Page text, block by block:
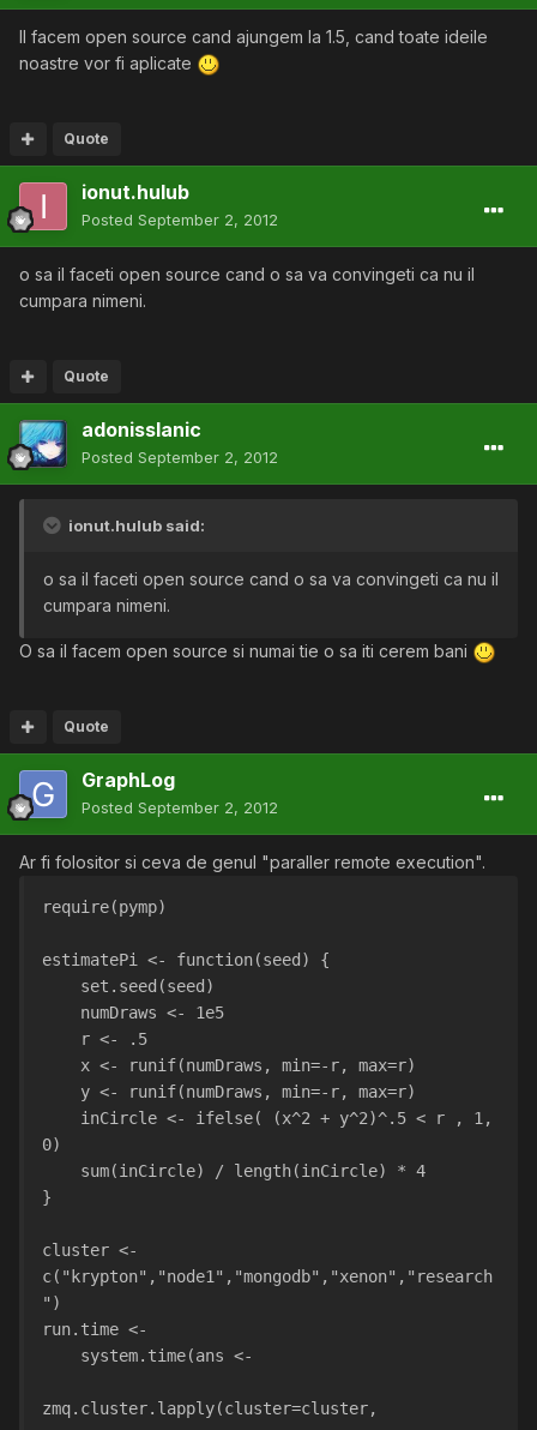
Il facem open source cand ajungem la 1.5, cand toate ideile
noastre vor fi aplicate
Quote
ionut.hulub
Posted September 2, 2012
o sa il faceti open source cand o sa va convingeti ca nu il
cumpara nimeni.
Quote
adonisslanic
Posted September 2, 2012
ionut.hulub said:
o sa il faceti open source cand o sa va convingeti ca nu il
cumpara nimeni.
O sa il facem open source si numai tie o sa iti cerem bani
Quote
GraphLog
Posted September 2, 2012
Ar fi folositor si ceva de genul "paraller remote execution".
require(pymp)
estimatePi <- function(seed) {
    set.seed(seed)
    numDraws <- 1e5
    r <- .5
    x <- runif(numDraws, min=-r, max=r)
    y <- runif(numDraws, min=-r, max=r)
0)
    sum(inCircle) / length(inCircle) * 4
}
cluster <-
c("krypton","node1","mongodb","xenon","research
")
run.time <-
    system.time(ans <-
zmq.cluster.lapply(cluster=cluster,